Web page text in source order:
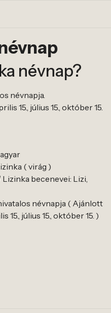
névnap?
névnapja.
15., július 15., október 15.
( virág )
becenevei: Lizi,
névnapja ( Ajánlott
15., július 15., október 15. )